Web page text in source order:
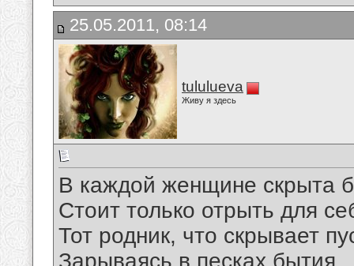
25.05.2011, 08:14
tululueva
Живу я здесь
В каждой женщине скрыта
Стоит только отрыть для
Тот родник, что скрывает